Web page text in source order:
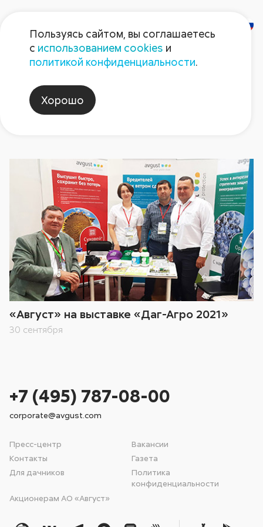
Новости
«Август» на выставке «Даг-Агро 2021»
30 сентября
Пресс-центр
Вакансии
Контакты
Газета
Для дачников
Политика
конфиденциальности
Акционерам АО «Август»
+7 (495) 787-08-00
corporate@avgust.com
Пользуясь сайтом, вы соглашаетесь
с использованием cookies и
политикой конфиденциальности.
Хорошо